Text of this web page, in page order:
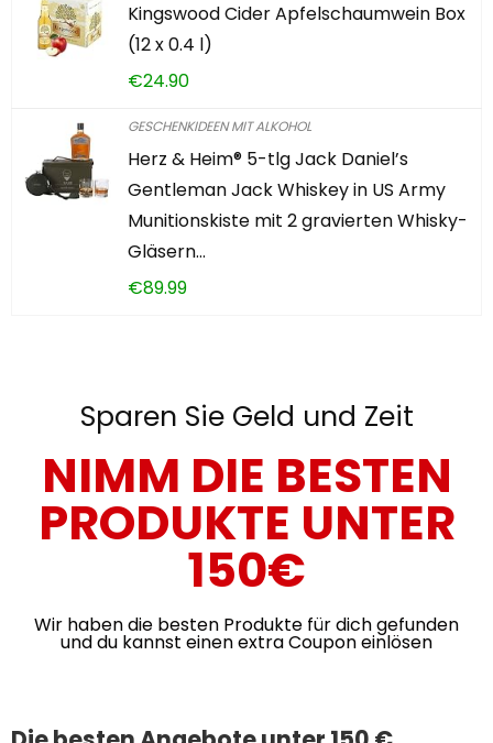
Kingswood Cider Apfelschaumwein Box
(12 x 0.4 l)
€24.90
GESCHENKIDEEN MIT ALKOHOL
Herz & Heim® 5-tlg Jack Daniel’s
Gentleman Jack Whiskey in US Army
Munitionskiste mit 2 gravierten Whisky-
Gläsern…
€89.99
Sparen Sie Geld und Zeit
NIMM DIE BESTEN
PRODUKTE UNTER
150€
Wir haben die besten Produkte für dich gefunden
und du kannst einen extra Coupon einlösen